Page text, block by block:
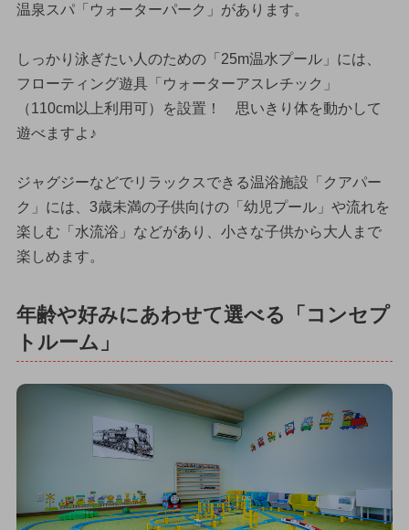
温泉スパ「ウォーターパーク」があります。
しっかり泳ぎたい人のための「25m温水プール」には、
フローティング遊具「ウォーターアスレチック」
（110cm以上利用可）を設置！ 思いきり体を動かして
遊べますよ♪
ジャグジーなどでリラックスできる温浴施設「クアパー
ク」には、3歳未満の子供向けの「幼児プール」や流れを
楽しむ「水流浴」などがあり、小さな子供から大人まで
楽しめます。
年齢や好みにあわせて選べる「コンセプ
トルーム」